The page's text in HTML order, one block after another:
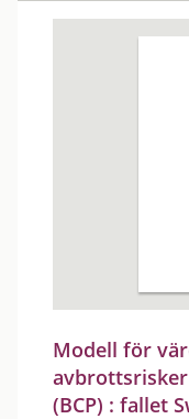
Modell för
(BCP) : fallet